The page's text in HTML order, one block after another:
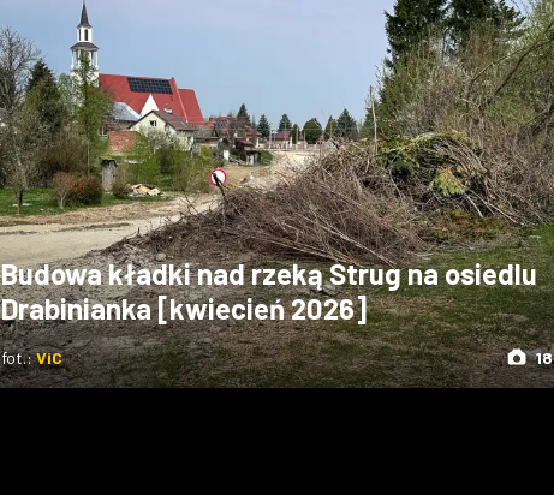
Budowa kładki nad rzeką Strug na osiedlu
Drabinianka [kwiecień 2026]
fot.:ViC 18